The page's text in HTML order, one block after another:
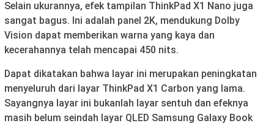
Selain ukurannya, efek tampilan ThinkPad X1 Nano juga
sangat bagus. Ini adalah panel 2K, mendukung Dolby
Vision dapat memberikan warna yang kaya dan
kecerahannya telah mencapai 450 nits.
Dapat dikatakan bahwa layar ini merupakan peningkatan
menyeluruh dari layar ThinkPad X1 Carbon yang lama.
Sayangnya layar ini bukanlah layar sentuh dan efeknya
masih belum seindah layar QLED Samsung Galaxy Book